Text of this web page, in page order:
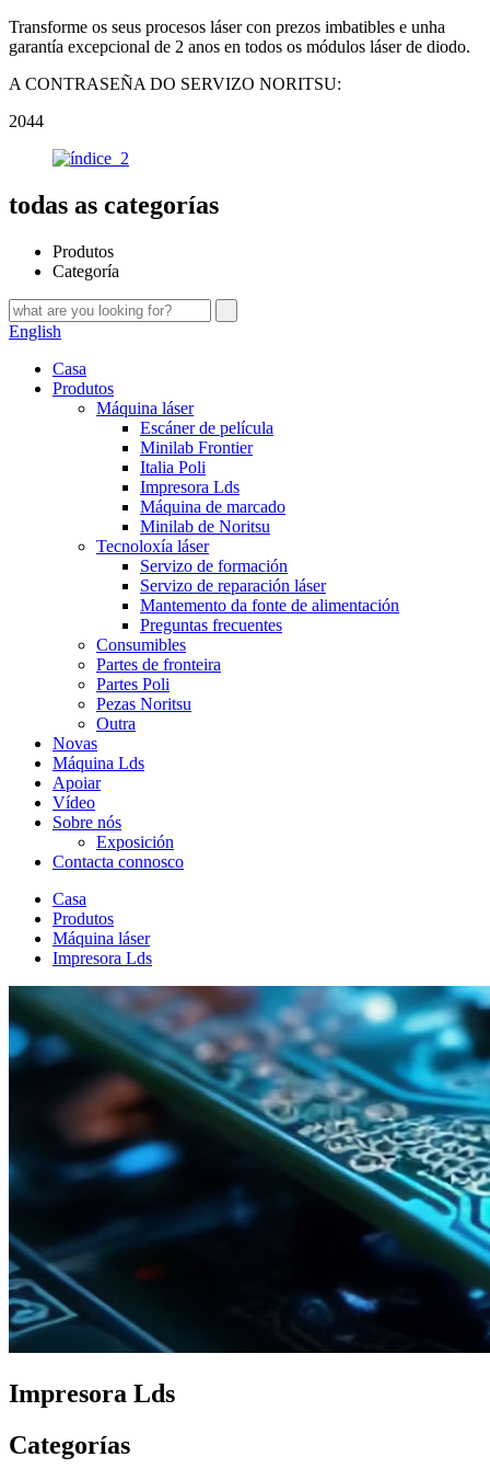
Transforme os seus procesos láser con prezos imbatibles e unha
garantía excepcional de 2 anos en todos os módulos láser de diodo.
A CONTRASEÑA DO SERVIZO NORITSU:
2044
todas as categorías
Produtos
Categoría
English
Casa
Produtos
Máquina láser
Escáner de película
Minilab Frontier
Italia Poli
Impresora Lds
Máquina de marcado
Minilab de Noritsu
Tecnoloxía láser
Servizo de formación
Servizo de reparación láser
Mantemento da fonte de alimentación
Preguntas frecuentes
Consumibles
Partes de fronteira
Partes Poli
Pezas Noritsu
Outra
Novas
Máquina Lds
Apoiar
Vídeo
Sobre nós
Exposición
Contacta connosco
Casa
Produtos
Máquina láser
Impresora Lds
Impresora Lds
Categorías